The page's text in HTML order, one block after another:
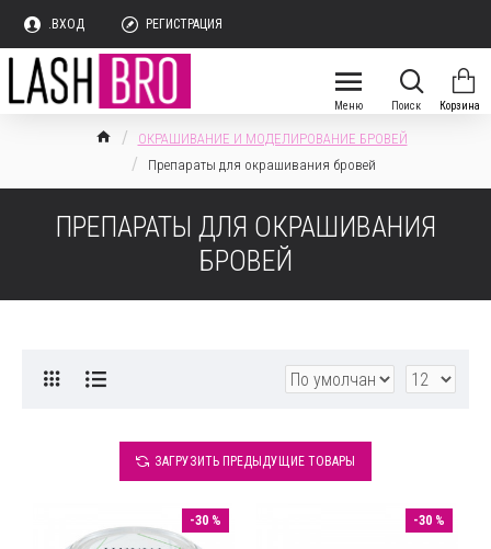
.ВХОД РЕГИСТРАЦИЯ
ОКРАШИВАНИЕ И МОДЕЛИРОВАНИЕ БРОВЕЙ
Препараты для окрашивания бровей
ПРЕПАРАТЫ ДЛЯ ОКРАШИВАНИЯ
БРОВЕЙ
ЗАГРУЗИТЬ ПРЕДЫДУЩИЕ ТОВАРЫ
-30 % -30 %